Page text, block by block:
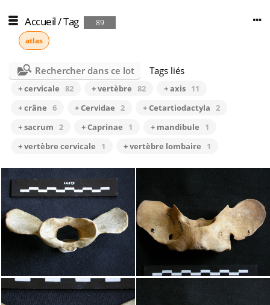
Accueil/Tag
89
atlas
Rechercher dans ce lot Tags liés
+ cervicale 82 + vertèbre 82 + axis 11
+ crâne 6 + Cervidae 2 + Cetartiodactyla 2
+ sacrum 2 + Caprinae 1 + mandibule
1
+ vertèbre cervicale
1 + vertèbre lombaire 1